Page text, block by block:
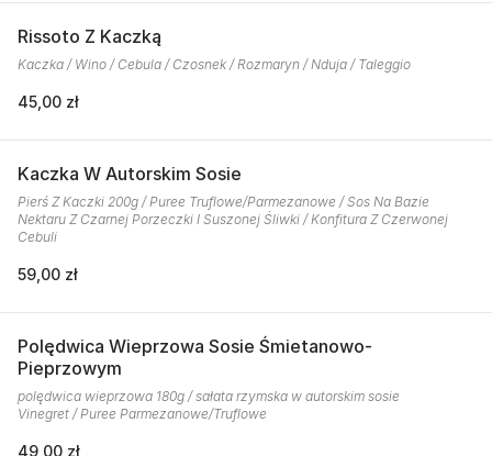
Rissoto Z Kaczką
Kaczka / Wino / Cebula / Czosnek / Rozmaryn / Nduja / Taleggio
45,00 zł
Kaczka W Autorskim Sosie
Pierś Z Kaczki 200g / Puree Truflowe/Parmezanowe / Sos Na Bazie
Nektaru Z Czarnej Porzeczki I Suszonej Śliwki / Konfitura Z Czerwonej
Cebuli
59,00 zł
Polędwica Wieprzowa Sosie Śmietanowo-
Pieprzowym
polędwica wieprzowa 180g / sałata rzymska w autorskim sosie
Vinegret / Puree Parmezanowe/Truflowe
49,00 zł